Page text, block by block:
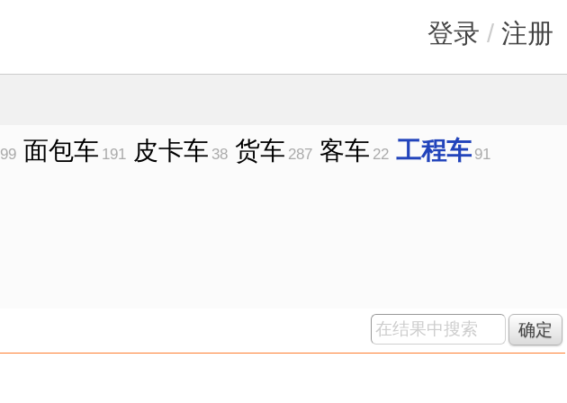
登录 / 注册
99 面包车 191 皮卡车 38 货车 287 客车 22 工程车 91
确定